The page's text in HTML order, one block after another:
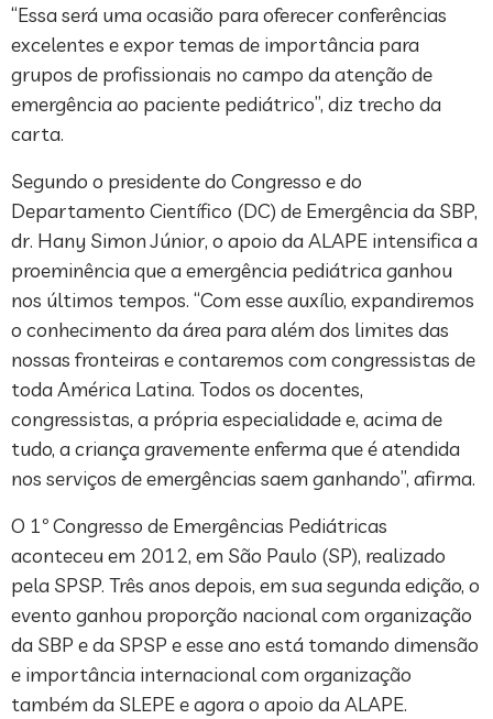
“Essa será uma ocasião para oferecer conferências
excelentes e expor temas de importância para
grupos de profissionais no campo da atenção de
emergência ao paciente pediátrico”, diz trecho da
carta.
Segundo o presidente do Congresso e do
Departamento Científico (DC) de Emergência da SBP,
dr. Hany Simon Júnior, o apoio da ALAPE intensifica a
proeminência que a emergência pediátrica ganhou
nos últimos tempos. “Com esse auxílio, expandiremos
o conhecimento da área para além dos limites das
nossas fronteiras e contaremos com congressistas de
toda América Latina. Todos os docentes,
congressistas, a própria especialidade e, acima de
tudo, a criança gravemente enferma que é atendida
nos serviços de emergências saem ganhando”, afirma.
O 1º Congresso de Emergências Pediátricas
aconteceu em 2012, em São Paulo (SP), realizado
pela SPSP. Três anos depois, em sua segunda edição, o
evento ganhou proporção nacional com organização
da SBP e da SPSP e esse ano está tomando dimensão
e importância internacional com organização
também da SLEPE e agora o apoio da ALAPE.